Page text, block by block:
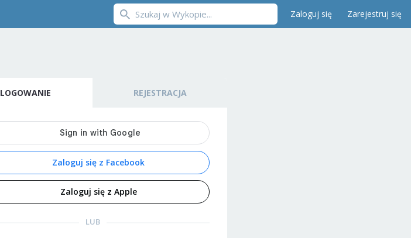
Zaloguj się Zarejestruj się
LOGOWANIE REJESTRACJA
Zaloguj się z Facebook
Zaloguj się z Apple
LUB